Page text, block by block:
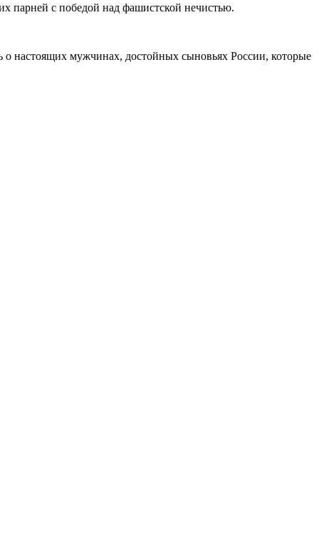
парней с победой над фашистской нечистью.
о настоящих мужчинах, достойных сыновьях России, которые